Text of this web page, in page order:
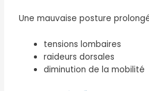
Une mauvaise posture
tensions lombaires
raideurs dorsales
diminution de la mobilité